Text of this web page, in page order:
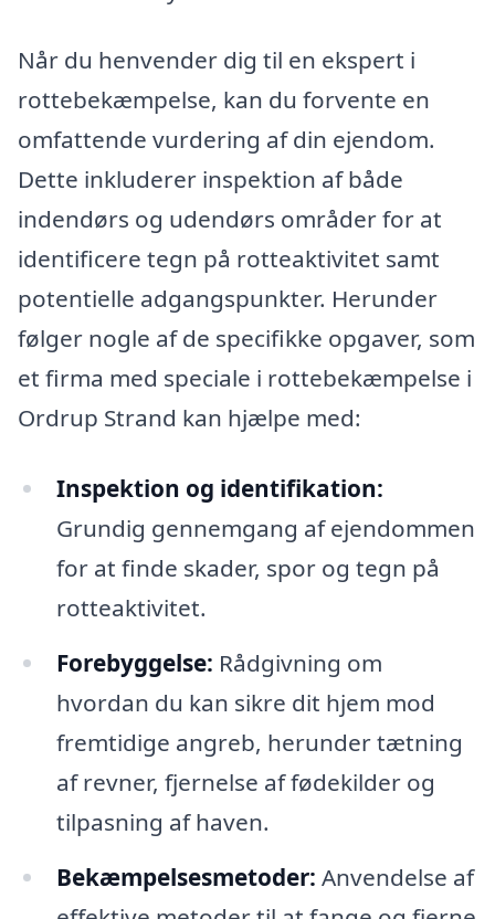
Når du henvender dig til en ekspert i
rottebekæmpelse, kan du forvente en
omfattende vurdering af din ejendom.
Dette inkluderer inspektion af både
indendørs og udendørs områder for at
identificere tegn på rotteaktivitet samt
potentielle adgangspunkter. Herunder
følger nogle af de specifikke opgaver, som
et firma med speciale i rottebekæmpelse i
Ordrup Strand kan hjælpe med:
Inspektion og identifikation:
Grundig gennemgang af ejendommen
for at finde skader, spor og tegn på
rotteaktivitet.
Forebyggelse: Rådgivning om
hvordan du kan sikre dit hjem mod
fremtidige angreb, herunder tætning
af revner, fjernelse af fødekilder og
tilpasning af haven.
Bekæmpelsesmetoder: Anvendelse af